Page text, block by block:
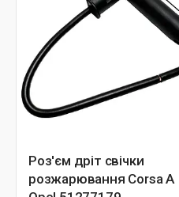
Роз'єм дріт свічки
розжарювання Corsa A